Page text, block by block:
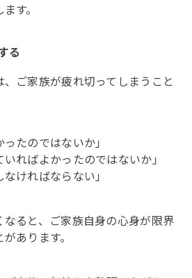
す。
る
ご家族が疲れ切ってしまうこと
たのではないか」
いればよかったのではないか」
ければならない」
なると、ご家族自身の心身が限界
あります。